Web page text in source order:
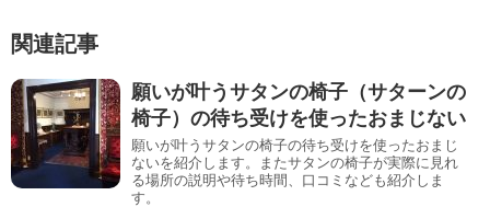
関連記事
願いが叶うサタンの椅子（サターンの
椅子）の待ち受けを使ったおまじない
願いが叶うサタンの椅子の待ち受けを使ったおまじ
ないを紹介します。またサタンの椅子が実際に見れ
る場所の説明や待ち時間、口コミなども紹介しま
す。